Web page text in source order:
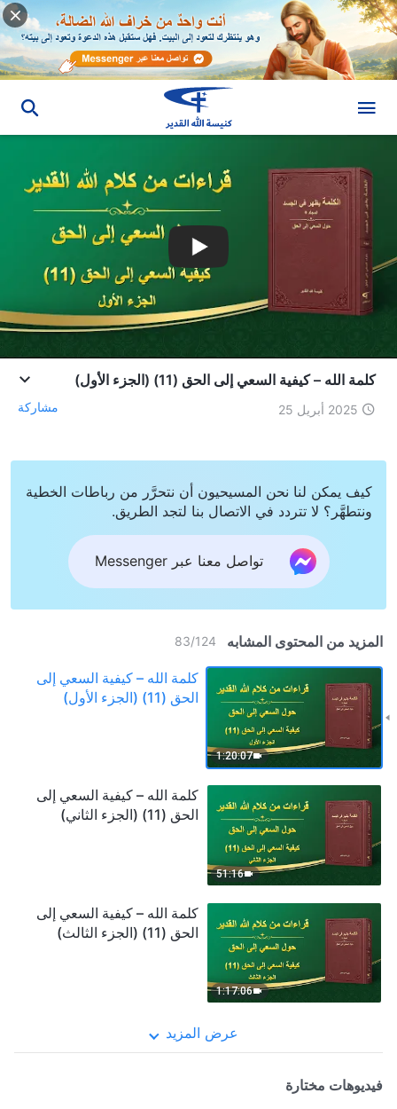
كلمة الله – كيفية السعي إلى الحق (11) (الجزء الأول)
2025 أبريل 25 مشاركة
كيف يمكن لنا نحن المسيحيون أن نتحرَّر من رباطات الخطية
ونتطهَّر؟ لا تتردد في الاتصال بنا لتجد الطريق.
تواصل معنا عبر Messenger
المزيد من المحتوى المشابه 83/124
1:20:07
كلمة الله – كيفية السعي إلى
الحق (11) (الجزء الأول)
51:16
كلمة الله – كيفية السعي إلى
الحق (11) (الجزء الثاني)
1:17:06
كلمة الله – كيفية السعي إلى
الحق (11) (الجزء الثالث)
عرض المزيد
فيديوهات مختارة